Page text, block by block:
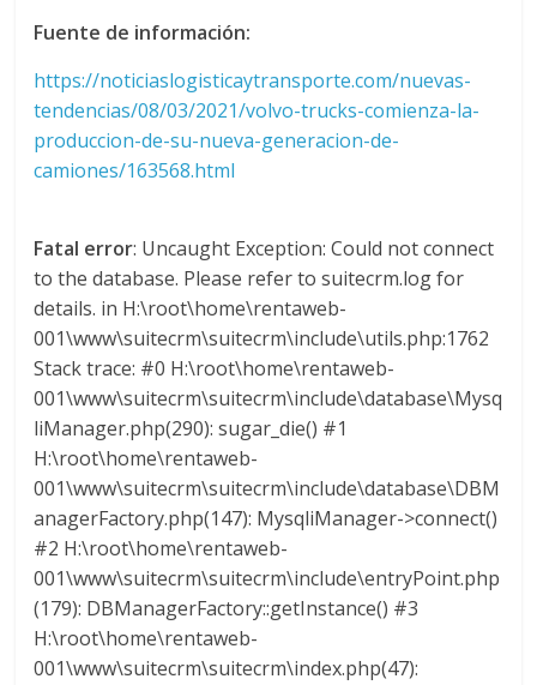
p
o
s
y
M
a
q
u
n
Fuente de información:
https://noticiaslogisticaytransporte.com/nuevas-
tendencias/08/03/2021/volvo-trucks-comienza-la-
produccion-de-su-nueva-generacion-de-
camiones/163568.html
Fatal error: Uncaught Exception: Could not connect
to the database. Please refer to suitecrm.log for
details. in H:\root\home\rentaweb-
001\www\suitecrm\suitecrm\include\utils.php:1762
Stack trace: #0 H:\root\home\rentaweb-
001\www\suitecrm\suitecrm\include\database\Mysq
liManager.php(290): sugar_die() #1
H:\root\home\rentaweb-
001\www\suitecrm\suitecrm\include\database\DBM
anagerFactory.php(147): MysqliManager->connect()
#2 H:\root\home\rentaweb-
001\www\suitecrm\suitecrm\include\entryPoint.php
(179): DBManagerFactory::getInstance() #3
H:\root\home\rentaweb-
001\www\suitecrm\suitecrm\index.php(47):